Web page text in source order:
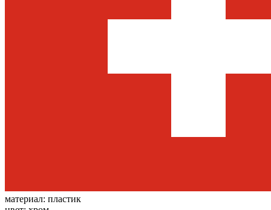
материал: пластик